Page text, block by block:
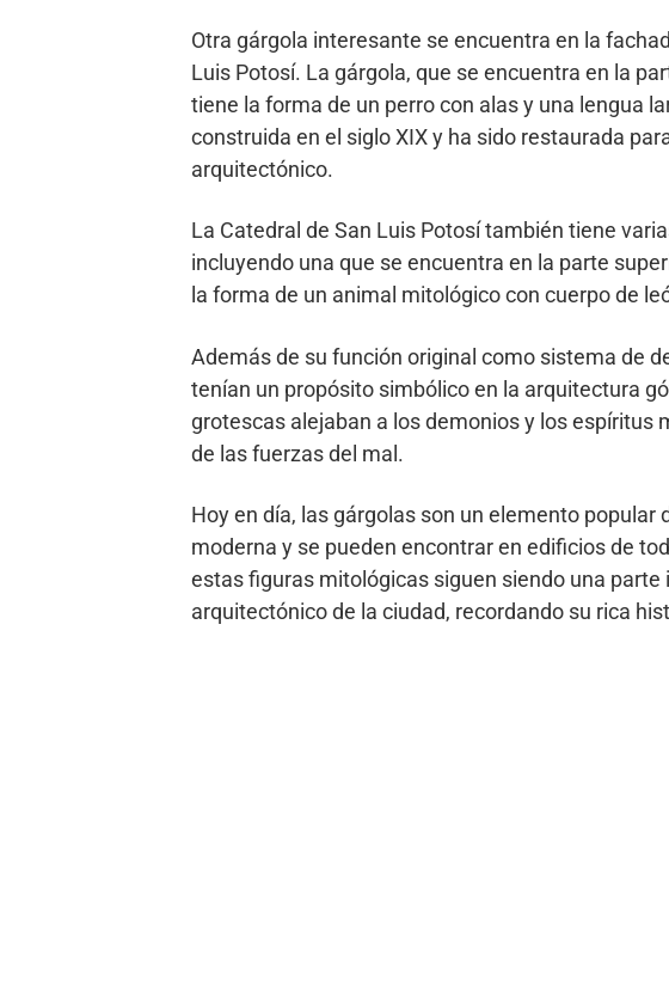
Otra gárgola interesante se encuentra en la
Luis Potosí. La gárgola, que se encuentra en la
tiene la forma de un perro con alas y una lengua
construida en el siglo XIX y ha sido restaurada
arquitectónico.
La Catedral de San Luis Potosí también tiene
incluyendo una que se encuentra en la parte
la forma de un animal mitológico con cuerpo de
Además de su función original como sistema de
tenían un propósito simbólico en la arquitectura
grotescas alejaban a los demonios y los espíritus
de las fuerzas del mal.
Hoy en día, las gárgolas son un elemento popular
moderna y se pueden encontrar en edificios de
estas figuras mitológicas siguen siendo una
arquitectónico de la ciudad, recordando su rica